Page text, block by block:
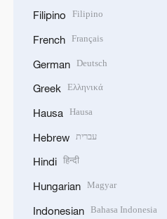
Filipino Filipino
French Français
German Deutsch
Greek Ελληνικά
Hausa Hausa
Hebrew עברית
Hindi हिन्दी
Hungarian Magyar
Indonesian Bahasa Indonesia